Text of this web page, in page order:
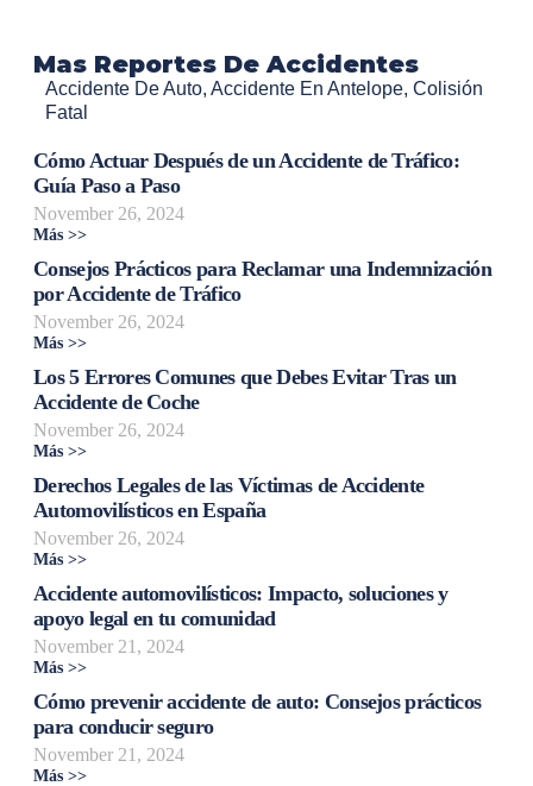
Mas Reportes De Accidentes
Accidente De Auto, Accidente En Antelope, Colisión
Fatal
Cómo Actuar Después de un Accidente de Tráfico:
Guía Paso a Paso
November 26, 2024
Más >>
Consejos Prácticos para Reclamar una Indemnización
por Accidente de Tráfico
November 26, 2024
Más >>
Los 5 Errores Comunes que Debes Evitar Tras un
Accidente de Coche
November 26, 2024
Más >>
Derechos Legales de las Víctimas de Accidente
Automovilísticos en España
November 26, 2024
Más >>
Accidente automovilísticos: Impacto, soluciones y
apoyo legal en tu comunidad
November 21, 2024
Más >>
Cómo prevenir accidente de auto: Consejos prácticos
para conducir seguro
November 21, 2024
Más >>